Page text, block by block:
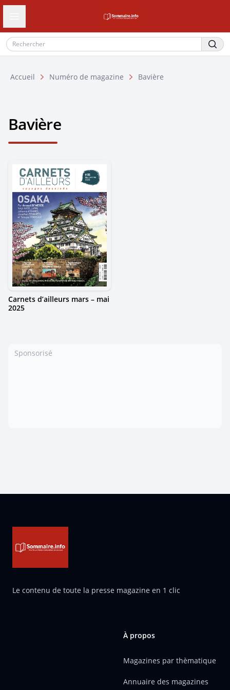
Ouvrir le tiroir de navigation
Accueil Numéro de magazine Bavière
Bavière
Carnets d’ailleurs mars – mai
2025
Sponsorisé
Le contenu de toute la presse magazine en 1 clic
À propos
Magazines par thèmatique
Annuaire des magazines